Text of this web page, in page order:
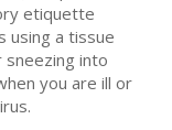
etiquette
using a tissue
sneezing into
you are ill or